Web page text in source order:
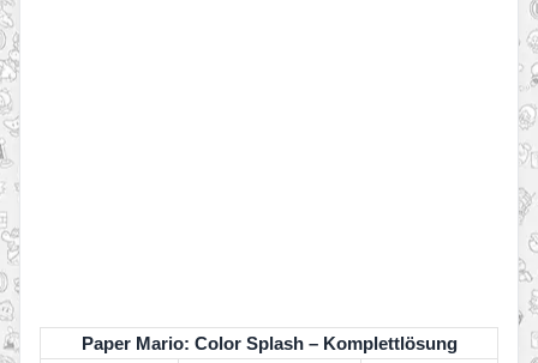
Paper Mario: Color Splash – Komplettlösung